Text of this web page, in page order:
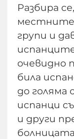
Разбира
местните.
групи и
очевидно
била
до голяма
испанци
и други